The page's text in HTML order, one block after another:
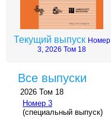
Текущий выпуск Номер
3, 2026 Том 18
Все выпуски
2026 Том 18
Номер 3
(специальный выпуск)